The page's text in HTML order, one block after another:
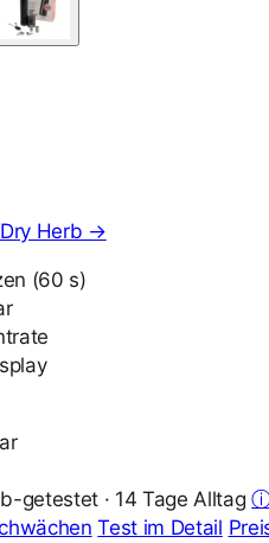
Herb →
(60 s)
getestet · 14 Tage Alltag ⓘ
Test im Detail